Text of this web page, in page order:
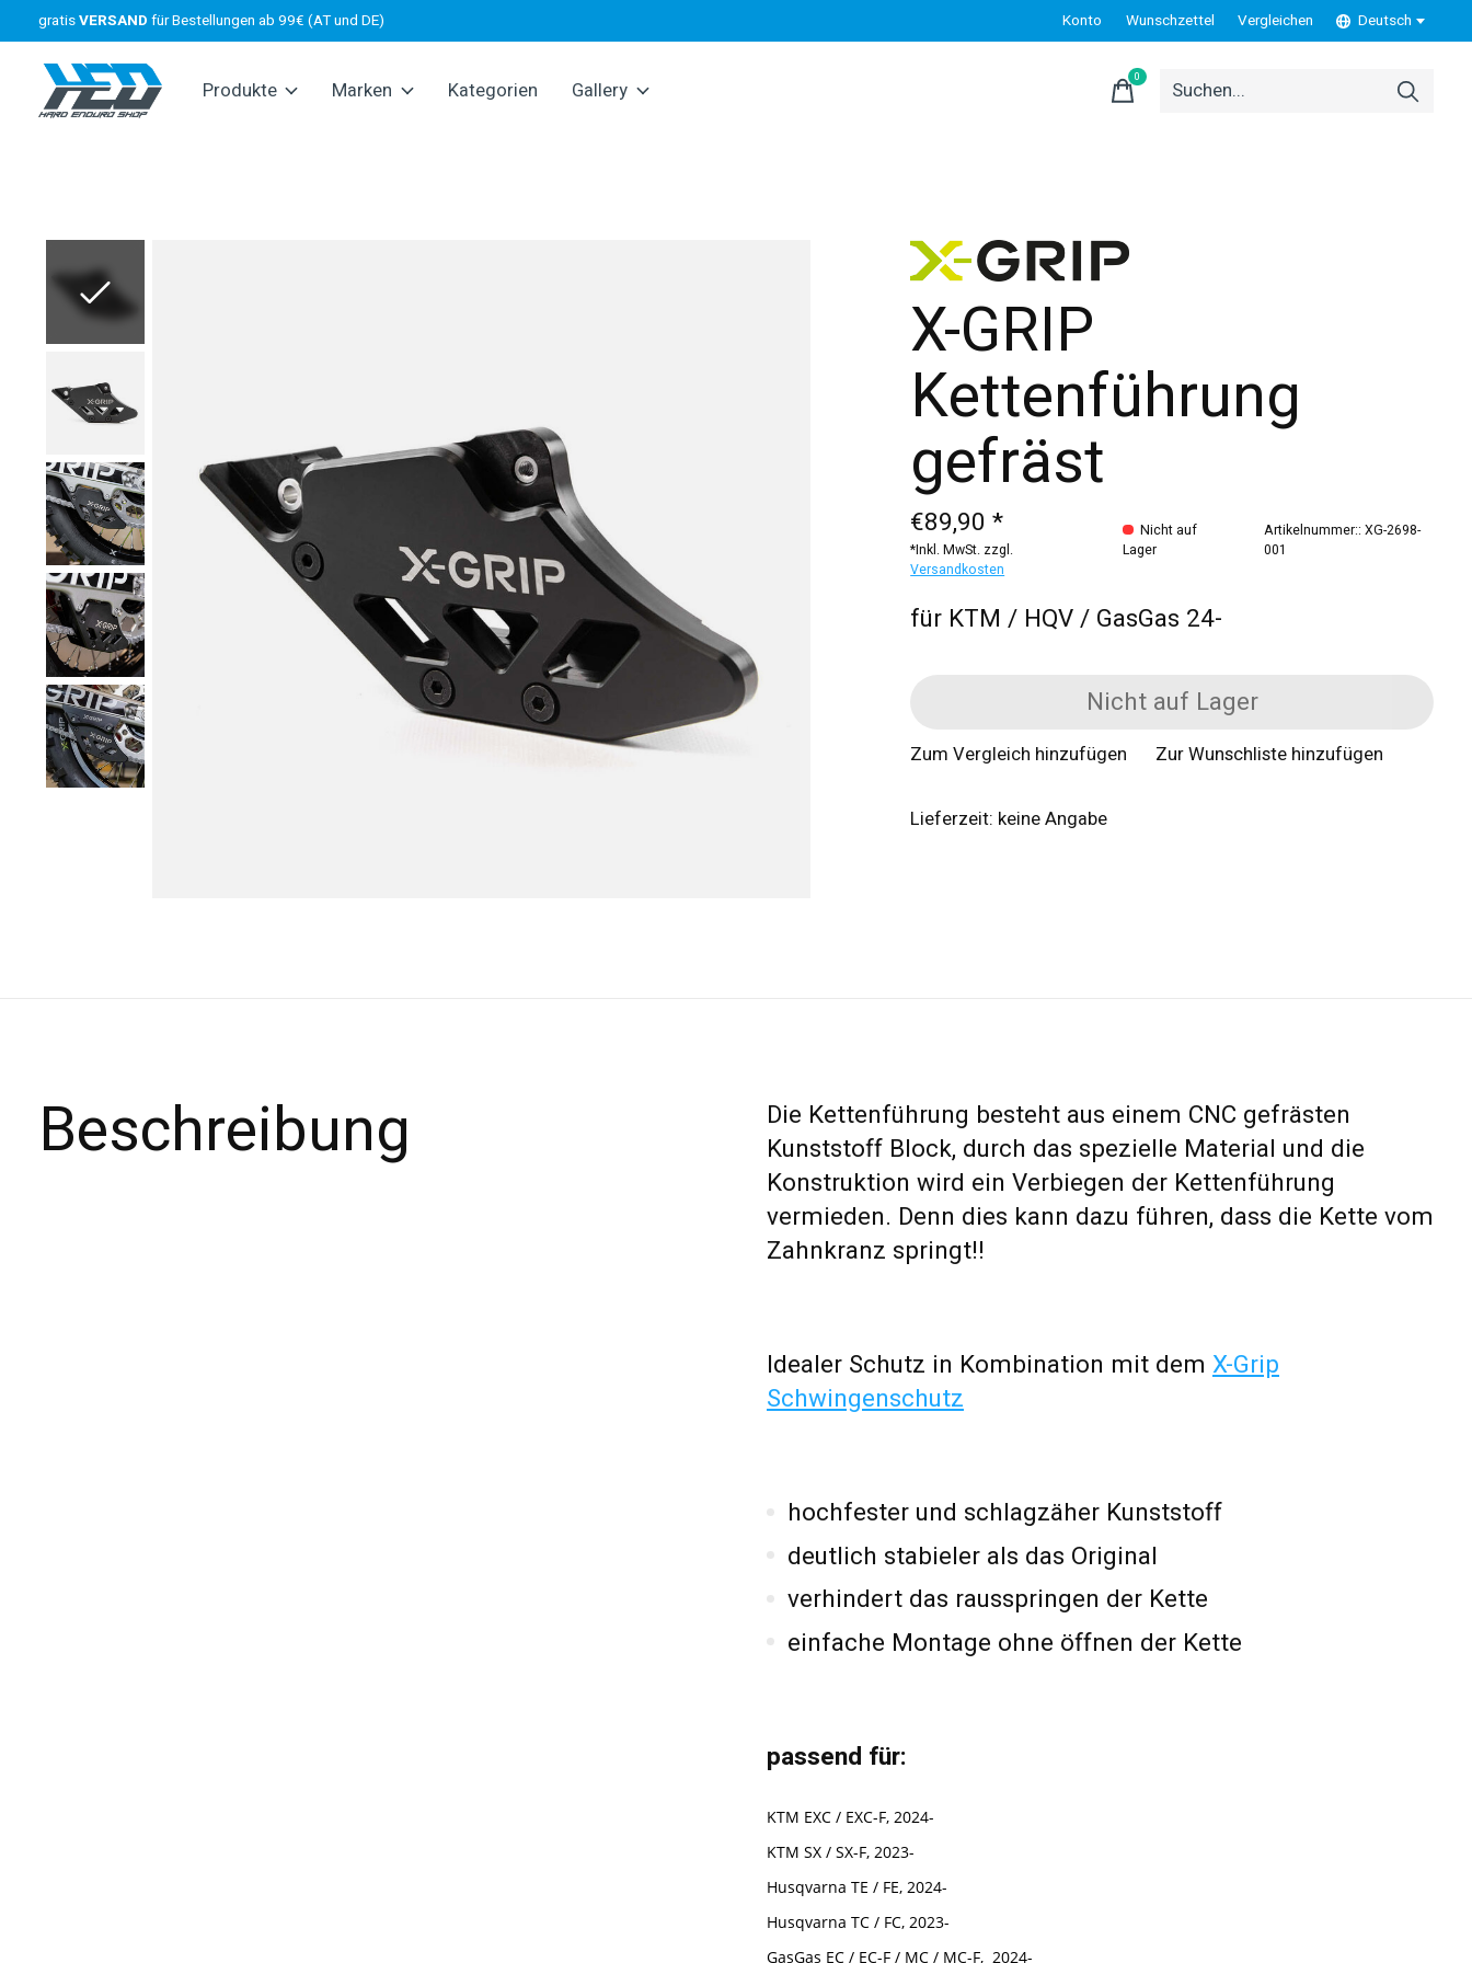
gratisVERSAND für Bestellungen ab 99€ (AT und DE) Konto Wunschzettel Vergleichen Deutsch
Produkte Marken Kategorien Gallery
0items
X-GRIP
Kettenführung
gefräst
€89,90 *
*Inkl. MwSt. zzgl.
Versandkosten
Nicht auf
Lager
Artikelnummer:: XG-2698-
001
für KTM / HQV / GasGas 24-
Nicht auf Lager
Zum Vergleich hinzufügen Zur Wunschliste hinzufügen
Lieferzeit: keine Angabe
Beschreibung
Die Kettenführung besteht aus einem CNC gefrästen
Kunststoff Block, durch das spezielle Material und die
Konstruktion wird ein Verbiegen der Kettenführung
vermieden. Denn dies kann dazu führen, dass die Kette vom
Zahnkranz springt!!
Idealer Schutz in Kombination mit dem X-Grip
Schwingenschutz
hochfester und schlagzäher Kunststoff
deutlich stabieler als das Original
verhindert das rausspringen der Kette
einfache Montage ohne öffnen der Kette
passend für:
KTM EXC / EXC-F, 2024-
KTM SX / SX-F, 2023-
Husqvarna TE / FE, 2024-
Husqvarna TC / FC, 2023-
GasGas EC / EC-F / MC / MC-F, 2024-